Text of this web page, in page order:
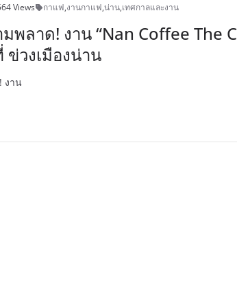
Views กาแฟ,งานกาแฟ,น่าน,เทศกาลและงาน
พลาด! งาน “Nan Coffee The
วงเมืองน่าน
งาน